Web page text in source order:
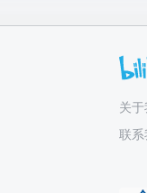
关于
联系